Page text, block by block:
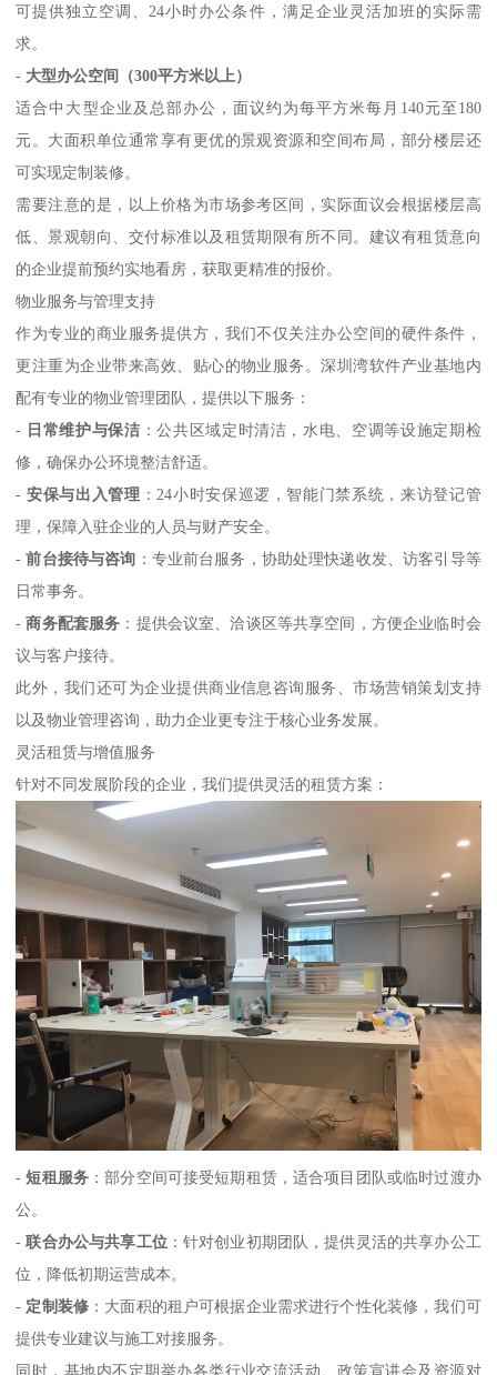
可提供独立空调、24小时办公条件，满足企业灵活加班的实际需
求。
- 大型办公空间（300平方米以上）
适合中大型企业及总部办公，面议约为每平方米每月140元至180
元。大面积单位通常享有更优的景观资源和空间布局，部分楼层还
可实现定制装修。
需要注意的是，以上价格为市场参考区间，实际面议会根据楼层高
低、景观朝向、交付标准以及租赁期限有所不同。建议有租赁意向
的企业提前预约实地看房，获取更精准的报价。
物业服务与管理支持
作为专业的商业服务提供方，我们不仅关注办公空间的硬件条件，
更注重为企业带来高效、贴心的物业服务。深圳湾软件产业基地内
配有专业的物业管理团队，提供以下服务：
- 日常维护与保洁 ：公共区域定时清洁，水电、空调等设施定期检
修，确保办公环境整洁舒适。
- 安保与出入管理 ：24小时安保巡逻，智能门禁系统，来访登记管
理，保障入驻企业的人员与财产安全。
-前台接待与咨询 ：专业前台服务，协助处理快递收发、访客引导等
日常事务。
-商务配套服务 ：提供会议室、洽谈区等共享空间，方便企业临时会
议与客户接待。
此外，我们还可为企业提供商业信息咨询服务、市场营销策划支持
以及物业管理咨询，助力企业更专注于核心业务发展。
灵活租赁与增值服务
针对不同发展阶段的企业，我们提供灵活的租赁方案：
-短租服务 ：部分空间可接受短期租赁，适合项目团队或临时过渡办
公。
-联合办公与共享工位：针对创业初期团队，提供灵活的共享办公工
位，降低初期运营成本。
- 定制装修 ：大面积的租户可根据企业需求进行个性化装修，我们可
提供专业建议与施工对接服务。
同时，基地内不定期举办各类行业交流活动、政策宣讲会及资源对